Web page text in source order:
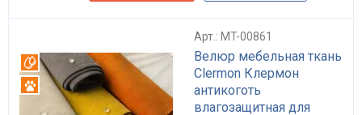
Арт.: MT-00861
Велюр мебельная ткань
Clermon Клермон
антикоготь
влагозащитная для
Вотерпруф
Антикоготь